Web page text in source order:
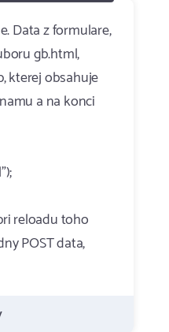
Data z formulare,
gb.html,
kterej obsahuje
a na konci
reloadu toho
POST data,